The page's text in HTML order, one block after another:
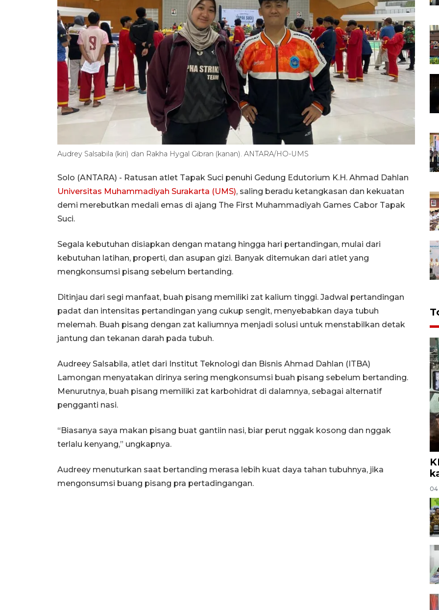
Audrey Salsabila (kiri) dan Rakha Hygal Gibran (kanan). ANTARA/HO-UMS
Solo (ANTARA) - Ratusan atlet Tapak Suci penuhi Gedung Edutorium K.H. Ahmad Dahlan
Universitas Muhammadiyah Surakarta (UMS), saling beradu ketangkasan dan kekuatan
demi merebutkan medali emas di ajang The First Muhammadiyah Games Cabor Tapak
Suci.
Segala kebutuhan disiapkan dengan matang hingga hari pertandingan, mulai dari
kebutuhan latihan, properti, dan asupan gizi. Banyak ditemukan dari atlet yang
mengkonsumsi pisang sebelum bertanding.
Ditinjau dari segi manfaat, buah pisang memiliki zat kalium tinggi. Jadwal pertandingan
padat dan intensitas pertandingan yang cukup sengit, menyebabkan daya tubuh
melemah. Buah pisang dengan zat kaliumnya menjadi solusi untuk menstabilkan detak
jantung dan tekanan darah pada tubuh.
Audreey Salsabila, atlet dari Institut Teknologi dan Bisnis Ahmad Dahlan (ITBA)
Lamongan menyatakan dirinya sering mengkonsumsi buah pisang sebelum bertanding.
Menurutnya, buah pisang memiliki zat karbohidrat di dalamnya, sebagai alternatif
pengganti nasi.
“Biasanya saya makan pisang buat gantiin nasi, biar perut nggak kosong dan nggak
terlalu kenyang,” ungkapnya.
Audreey menuturkan saat bertanding merasa lebih kuat daya tahan tubuhnya, jika
mengonsumsi buang pisang pra pertadingangan.
04